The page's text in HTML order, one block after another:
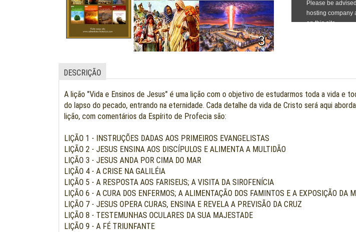
DESCRIÇÃO
A lição "Vida e Ensinos de Jesus" é uma lição com o objetivo de estudarmos toda a vida e
do lapso do pecado, entrando na eternidade. Cada detalhe da vida de Cristo será aqui
lição, com comentários da Espírito de Profecia são:
LIÇÃO 1 - INSTRUÇÕES DADAS AOS PRIMEIROS EVANGELISTAS
LIÇÃO 2 - JESUS ENSINA AOS DISCÍPULOS E ALIMENTA A MULTIDÃO
LIÇÃO 3 - JESUS ANDA POR CIMA DO MAR
LIÇÃO 4 - A CRISE NA GALILÉIA
LIÇÃO 5 - A RESPOSTA AOS FARISEUS; A VISITA DA SIROFENÍCIA
LIÇÃO 6 - A CURA DOS ENFERMOS; A ALIMENTAÇÃO DOS FAMINTOS E A EXPOSIÇÃO DA
LIÇÃO 7 - JESUS OPERA CURAS, ENSINA E REVELA A PREVISÃO DA CRUZ
LIÇÃO 8 - TESTEMUNHAS OCULARES DA SUA MAJESTADE
LIÇÃO 9 - A FÉ TRIUNFANTE